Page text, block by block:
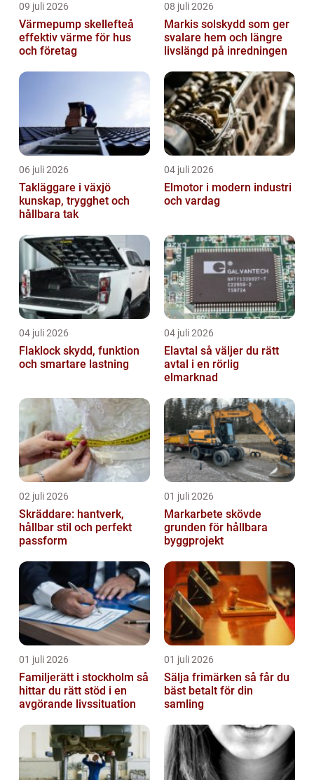
09 juli 2026
Värmepump skellefteå
effektiv värme för hus
och företag
08 juli 2026
Markis solskydd som ger
svalare hem och längre
livslängd på inredningen
06 juli 2026
Takläggare i växjö
kunskap, trygghet och
hållbara tak
04 juli 2026
Elmotor i modern industri
och vardag
04 juli 2026
Flaklock skydd, funktion
och smartare lastning
04 juli 2026
Elavtal så väljer du rätt
avtal i en rörlig
elmarknad
02 juli 2026
Skräddare: hantverk,
hållbar stil och perfekt
passform
01 juli 2026
Markarbete skövde
grunden för hållbara
byggprojekt
01 juli 2026
Familjerätt i stockholm så
hittar du rätt stöd i en
avgörande livssituation
01 juli 2026
Sälja frimärken så får du
bäst betalt för din
samling